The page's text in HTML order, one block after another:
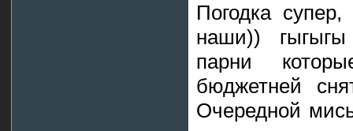
Погодка
наши))
парни
бюджетней
Очередной